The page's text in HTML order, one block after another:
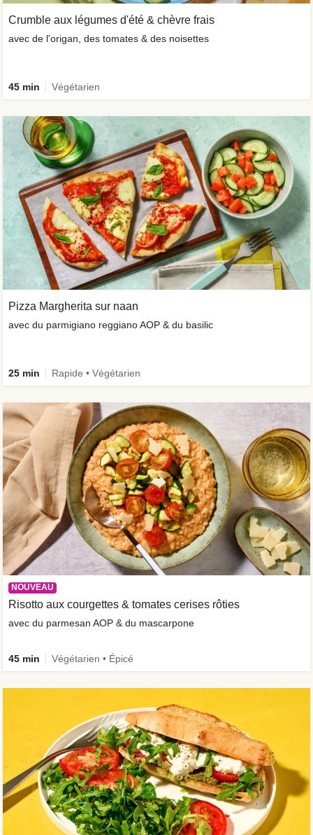
NOUVEAU
Risotto aux courgettes & tomates cerises rôties
avec du parmesan AOP & du mascarpone
45 min Végétarien • Épicé
Crumble aux légumes d'été & chèvre frais
avec de l'origan, des tomates & des noisettes
45 min Végétarien
Pizza Margherita sur naan
avec du parmigiano reggiano AOP & du basilic
25 min Rapide • Végétarien